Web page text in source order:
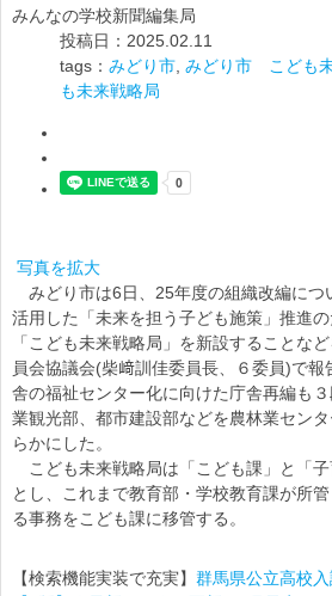
みんなの学校新聞編集局
投稿日：2025.02.11
tags： みどり市 みどり市 こども
も未来戦略局
写真を拡大
みどり市は6日、25年度の組織改編につ
活用した「未来を担う子ども施策」推進
「こども未来戦略局」を新設することな
員会協議会(柴﨑訓佳委員長、６委員)で
舎の福祉センター化に向けた庁舎再編も
業観光部、都市建設部などを農林業セン
らかにした。
こども未来戦略局は「こども課」と「子
とし、これまで教育部・学校教育課が所
る事務をこども課に移管する。
【検索機能実装で充実】 群馬県公立高校